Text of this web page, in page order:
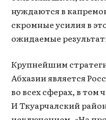
нуждаются в
скромные усилия в
ожидаемые
Крупнейшим
Абхазии является
во всех сферах, в том
И Ткуарчалский